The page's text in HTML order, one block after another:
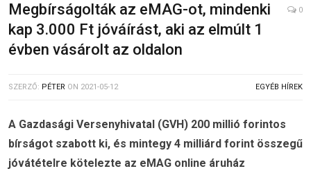
Megbírságolták az eMAG-ot, mindenki
kap 3.000 Ft jóváírást, aki az elmúlt 1
évben vásárolt az oldalon
0
SZERZŐ: PÉTER ON 2021-05-12 EGYÉB HÍREK
A Gazdasági Versenyhivatal (GVH) 200 millió forintos
bírságot szabott ki, és mintegy 4 milliárd forint összegű
jóvátételre kötelezte az eMAG online áruház